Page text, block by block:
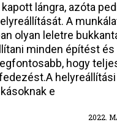
lángra, azóta
A
olyan leletre
minden építést és
hogy
e
2022.